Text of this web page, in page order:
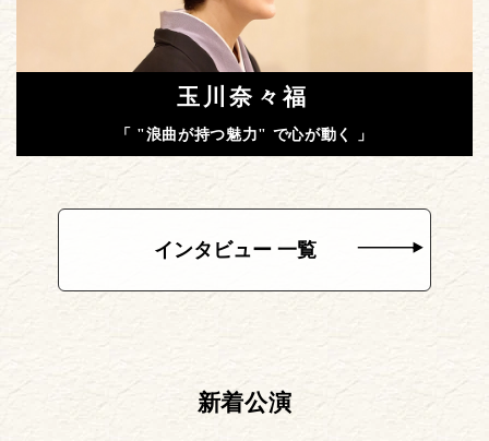
玉川奈々福
「 "浪曲が持つ魅力" で心が動く 」
インタビュー 一覧
新着公演